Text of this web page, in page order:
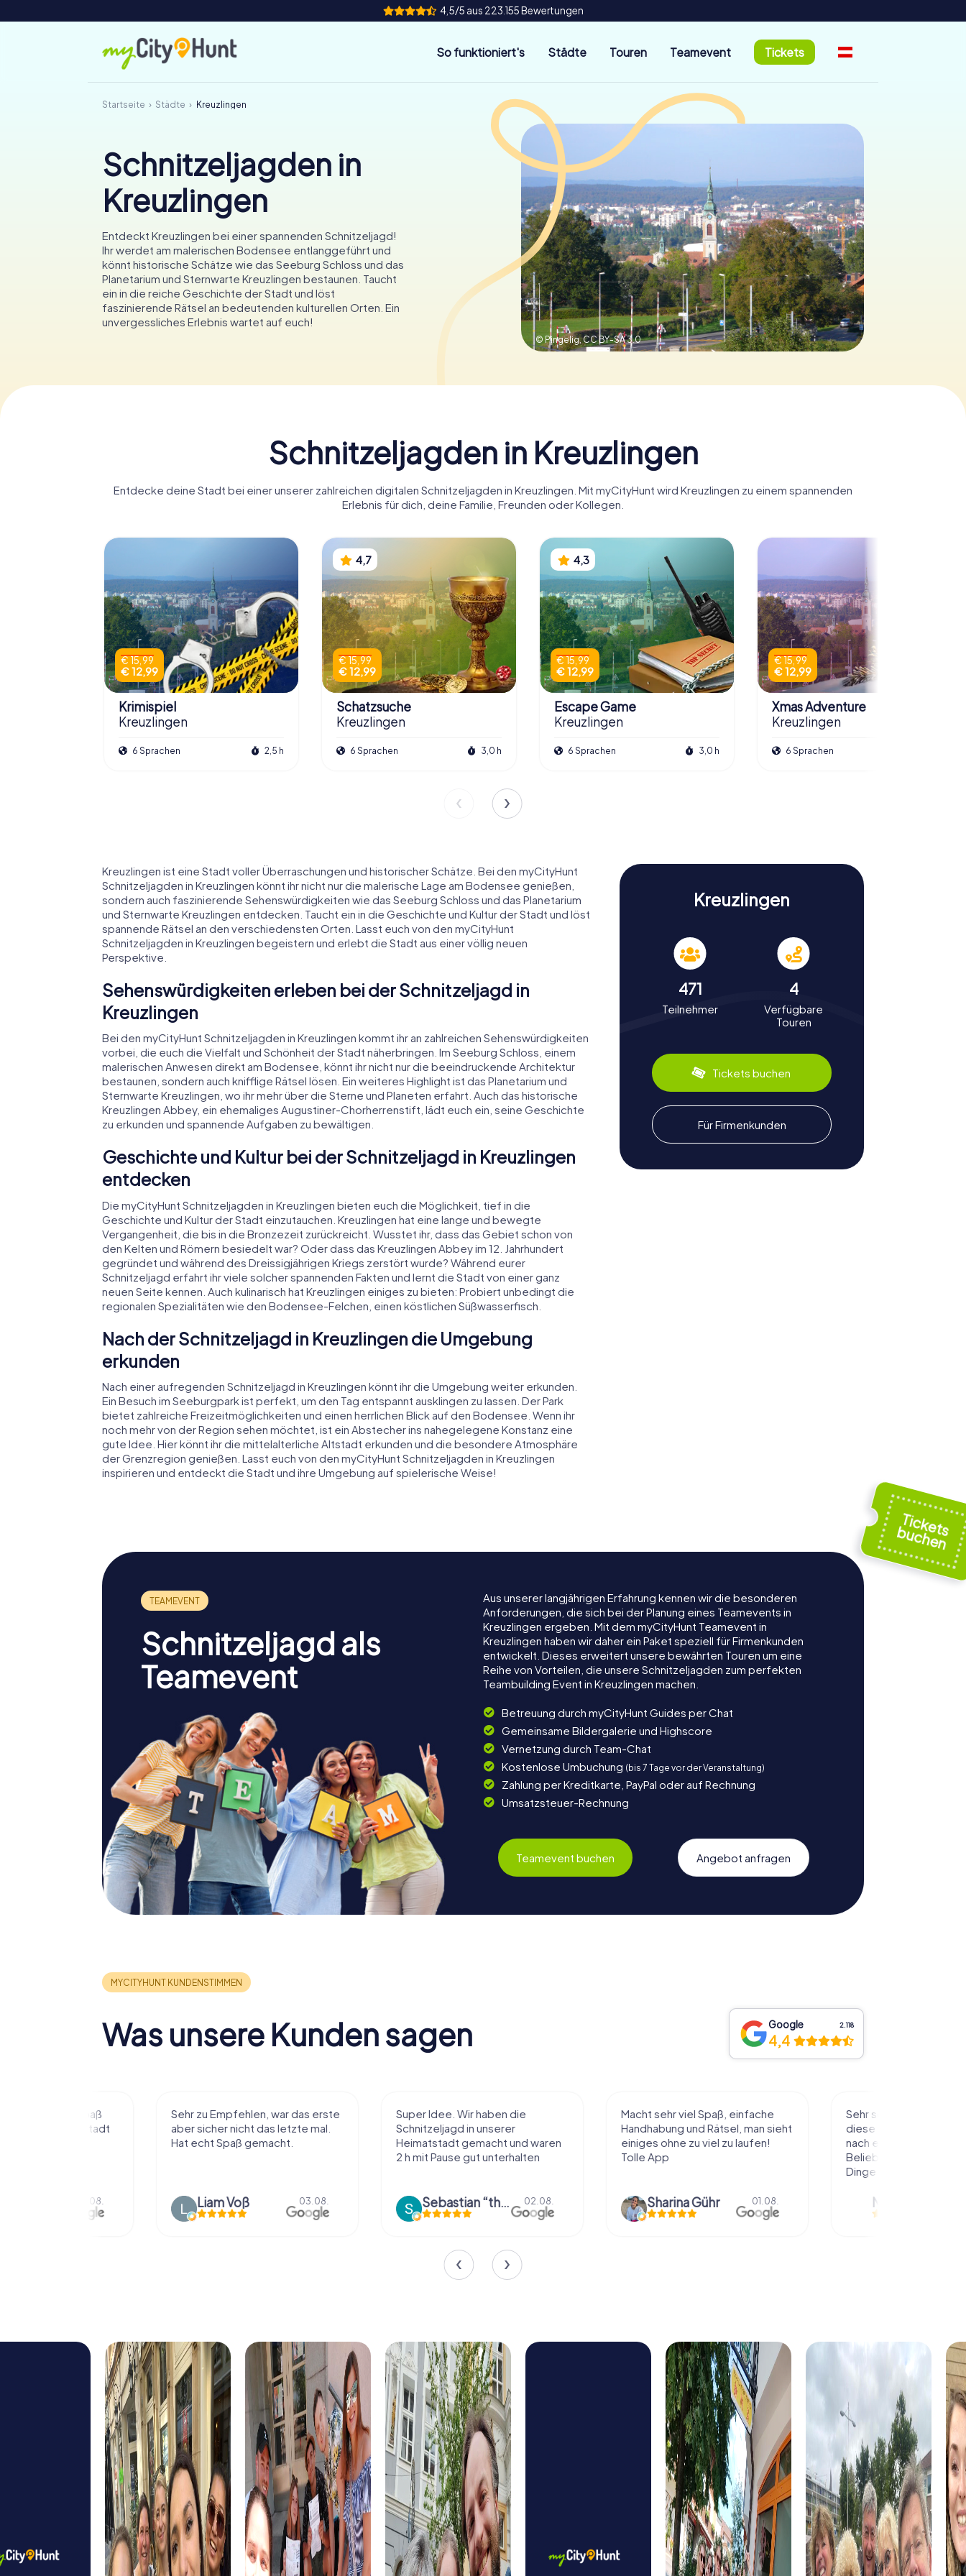
4,5/5 aus 223.155 Bewertungen
So funktioniert's Städte Touren Teamevent Tickets
Startseite Städte Kreuzlingen
Schnitzeljagden in
Kreuzlingen
Entdeckt Kreuzlingen bei einer spannenden Schnitzeljagd!
Ihr werdet am malerischen Bodensee entlanggeführt und
könnt historische Schätze wie das Seeburg Schloss und das
Planetarium und Sternwarte Kreuzlingen bestaunen. Taucht
ein in die reiche Geschichte der Stadt und löst
faszinierende Rätsel an bedeutenden kulturellen Orten. Ein
unvergessliches Erlebnis wartet auf euch!
© Pingelig,CC BY-SA 3.0
Schnitzeljagden in Kreuzlingen
Entdecke deine Stadt bei einer unserer zahlreichen digitalen Schnitzeljagden in Kreuzlingen. Mit myCityHunt wird Kreuzlingen zu einem spannenden
Erlebnis für dich, deine Familie, Freunden oder Kollegen.
€ 15,99
€ 12,99
Krimispiel
Kreuzlingen
6 Sprachen 2,5 h
4,7
€ 15,99
€ 12,99
Schatzsuche
Kreuzlingen
6 Sprachen 3,0 h
4,3
€ 15,99
€ 12,99
Escape Game
Kreuzlingen
6 Sprachen 3,0 h
€ 15,99
€ 12,99
Xmas Adventure
Kreuzlingen
6 Sprachen
Kreuzlingen ist eine Stadt voller Überraschungen und historischer Schätze. Bei den myCityHunt
Schnitzeljagden in Kreuzlingen könnt ihr nicht nur die malerische Lage am Bodensee genießen,
sondern auch faszinierende Sehenswürdigkeiten wie das Seeburg Schloss und das Planetarium
und Sternwarte Kreuzlingen entdecken. Taucht ein in die Geschichte und Kultur der Stadt und löst
spannende Rätsel an den verschiedensten Orten. Lasst euch von den myCityHunt
Schnitzeljagden in Kreuzlingen begeistern und erlebt die Stadt aus einer völlig neuen
Perspektive.
Sehenswürdigkeiten erleben bei der Schnitzeljagd in
Kreuzlingen
Bei den myCityHunt Schnitzeljagden in Kreuzlingen kommt ihr an zahlreichen Sehenswürdigkeiten
vorbei, die euch die Vielfalt und Schönheit der Stadt näherbringen. Im Seeburg Schloss, einem
malerischen Anwesen direkt am Bodensee, könnt ihr nicht nur die beeindruckende Architektur
bestaunen, sondern auch knifflige Rätsel lösen. Ein weiteres Highlight ist das Planetarium und
Sternwarte Kreuzlingen, wo ihr mehr über die Sterne und Planeten erfahrt. Auch das historische
Kreuzlingen Abbey, ein ehemaliges Augustiner-Chorherrenstift, lädt euch ein, seine Geschichte
zu erkunden und spannende Aufgaben zu bewältigen.
Geschichte und Kultur bei der Schnitzeljagd in Kreuzlingen
entdecken
Die myCityHunt Schnitzeljagden in Kreuzlingen bieten euch die Möglichkeit, tief in die
Geschichte und Kultur der Stadt einzutauchen. Kreuzlingen hat eine lange und bewegte
Vergangenheit, die bis in die Bronzezeit zurückreicht. Wusstet ihr, dass das Gebiet schon von
den Kelten und Römern besiedelt war? Oder dass das Kreuzlingen Abbey im 12. Jahrhundert
gegründet und während des Dreissigjährigen Kriegs zerstört wurde? Während eurer
Schnitzeljagd erfahrt ihr viele solcher spannenden Fakten und lernt die Stadt von einer ganz
neuen Seite kennen. Auch kulinarisch hat Kreuzlingen einiges zu bieten: Probiert unbedingt die
regionalen Spezialitäten wie den Bodensee-Felchen, einen köstlichen Süßwasserfisch.
Nach der Schnitzeljagd in Kreuzlingen die Umgebung
erkunden
Nach einer aufregenden Schnitzeljagd in Kreuzlingen könnt ihr die Umgebung weiter erkunden.
Ein Besuch im Seeburgpark ist perfekt, um den Tag entspannt ausklingen zu lassen. Der Park
bietet zahlreiche Freizeitmöglichkeiten und einen herrlichen Blick auf den Bodensee. Wenn ihr
noch mehr von der Region sehen möchtet, ist ein Abstecher ins nahegelegene Konstanz eine
gute Idee. Hier könnt ihr die mittelalterliche Altstadt erkunden und die besondere Atmosphäre
der Grenzregion genießen. Lasst euch von den myCityHunt Schnitzeljagden in Kreuzlingen
inspirieren und entdeckt die Stadt und ihre Umgebung auf spielerische Weise!
Kreuzlingen
471
Teilnehmer
4
Verfügbare
Touren
Tickets buchen
Für Firmenkunden
Schnitzeljagd als
Teamevent
Aus unserer langjährigen Erfahrung kennen wir die besonderen
Anforderungen, die sich bei der Planung eines Teamevents in
Kreuzlingen ergeben. Mit dem myCityHunt Teamevent in
Kreuzlingen haben wir daher ein Paket speziell für Firmenkunden
entwickelt. Dieses erweitert unsere bewährten Touren um eine
Reihe von Vorteilen, die unsere Schnitzeljagden zum perfekten
Teambuilding Event in Kreuzlingen machen.
Betreuung durch myCityHunt Guides per Chat
Gemeinsame Bildergalerie und Highscore
Vernetzung durch Team-Chat
Kostenlose Umbuchung (bis 7 Tage vor der Veranstaltung)
Zahlung per Kreditkarte, PayPal oder auf Rechnung
Umsatzsteuer-Rechnung
Teamevent buchen Angebot anfragen
Was unsere Kunden sagen Google 2.118
4,4
Sehr zu Empfehlen, war das erste
aber sicher nicht das letzte mal.
Hat echt Spaß gemacht.
Liam Voß 03.08.
Super Idee. Wir haben die
Schnitzeljagd in unserer
Heimatstadt gemacht und waren
2 h mit Pause gut unterhalten
Sebastian “the sleeping Boxer Dog” Röhner 02.08.
Macht sehr viel Spaß, einfache
Handhabung und Rätsel, man sieht
einiges ohne zu viel zu laufen!
Sharina Gühr 01.08.
Sehr schöne Idee die Stadt auf
diese Art kennenzulernen. Alles
nach eigenem Tempo und
Belieben abzulaufen und dabei
Dinge über die...